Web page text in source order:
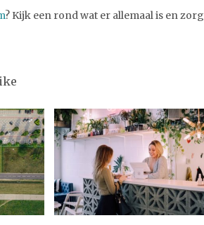
? Kijk een rond wat er allemaal is en zorg